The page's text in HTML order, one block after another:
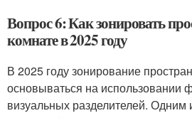
Вопрос 6: Как зонировать
комнате в 2025 году
В 2025 году зонирование
основываться на использовании
визуальных разделителей. Одним